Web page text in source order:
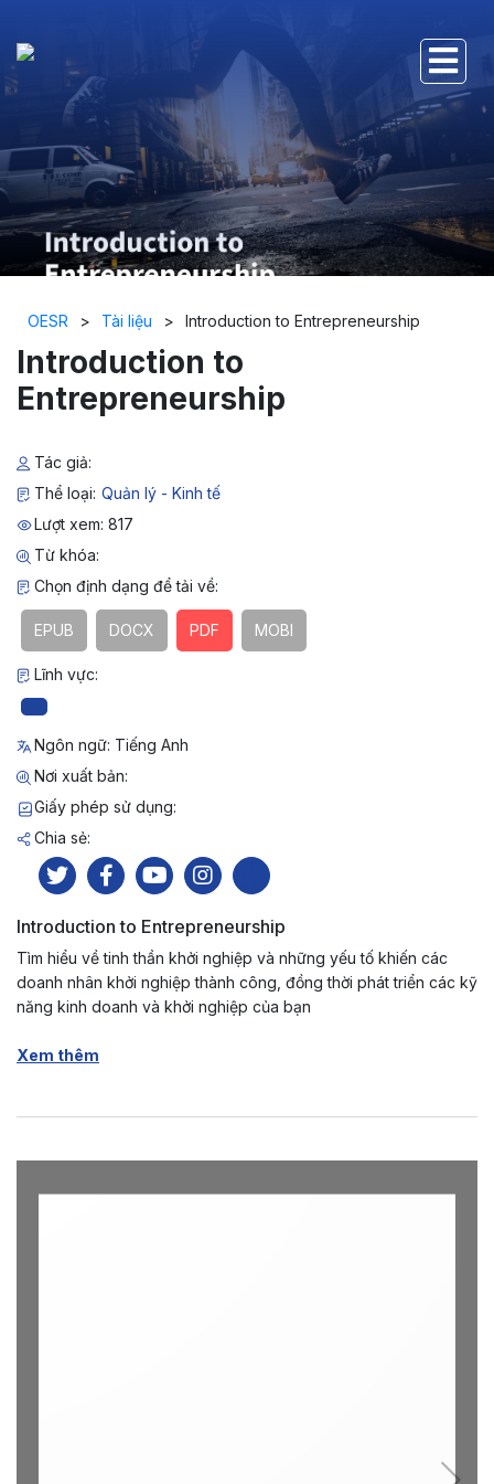
OESR > Tài liệu > Introduction to Entrepreneurship
Introduction to
Entrepreneurship
Tác giả:
Thể loại: Quản lý - Kinh tế
Lượt xem: 817
Từ khóa:
Chọn định dạng để tải về:
EPUB DOCX PDF MOBI
Lĩnh vực:
Ngôn ngữ: Tiếng Anh
Nơi xuất bản:
Giấy phép sử dụng:
Chia sẻ:
Introduction to Entrepreneurship
Tìm hiểu về tinh thần khởi nghiệp và những yếu tố khiến các
doanh nhân khởi nghiệp thành công, đồng thời phát triển các kỹ
năng kinh doanh và khởi nghiệp của bạn
Xem thêm